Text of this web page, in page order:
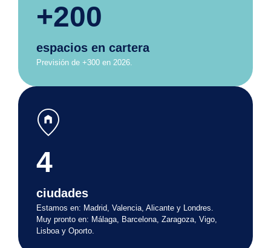
+200
espacios en cartera
Previsión de +300 en 2026.
home_pin
4
ciudades
Estamos en: Madrid, Valencia, Alicante y Londres.
Muy pronto en: Málaga, Barcelona, Zaragoza, Vigo,
Lisboa y Oporto.